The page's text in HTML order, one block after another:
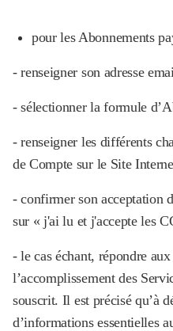
pour les Abonnements
- renseigner son adresse
- sélectionner la formule
- renseigner les différents
de Compte sur le Site
- confirmer son acceptation
sur « j'ai lu et j'accepte les
- le cas échant, répondre
l’accomplissement des
souscrit. Il est précisé qu’à
d’informations essentielles